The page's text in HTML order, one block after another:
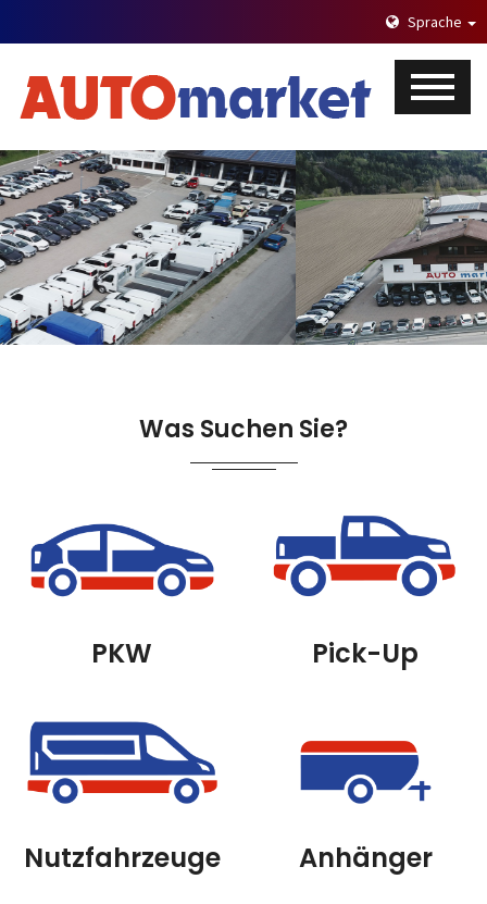
Sprache
Was Suchen Sie?
PKW Pick-Up
Nutzfahrzeuge Anhänger